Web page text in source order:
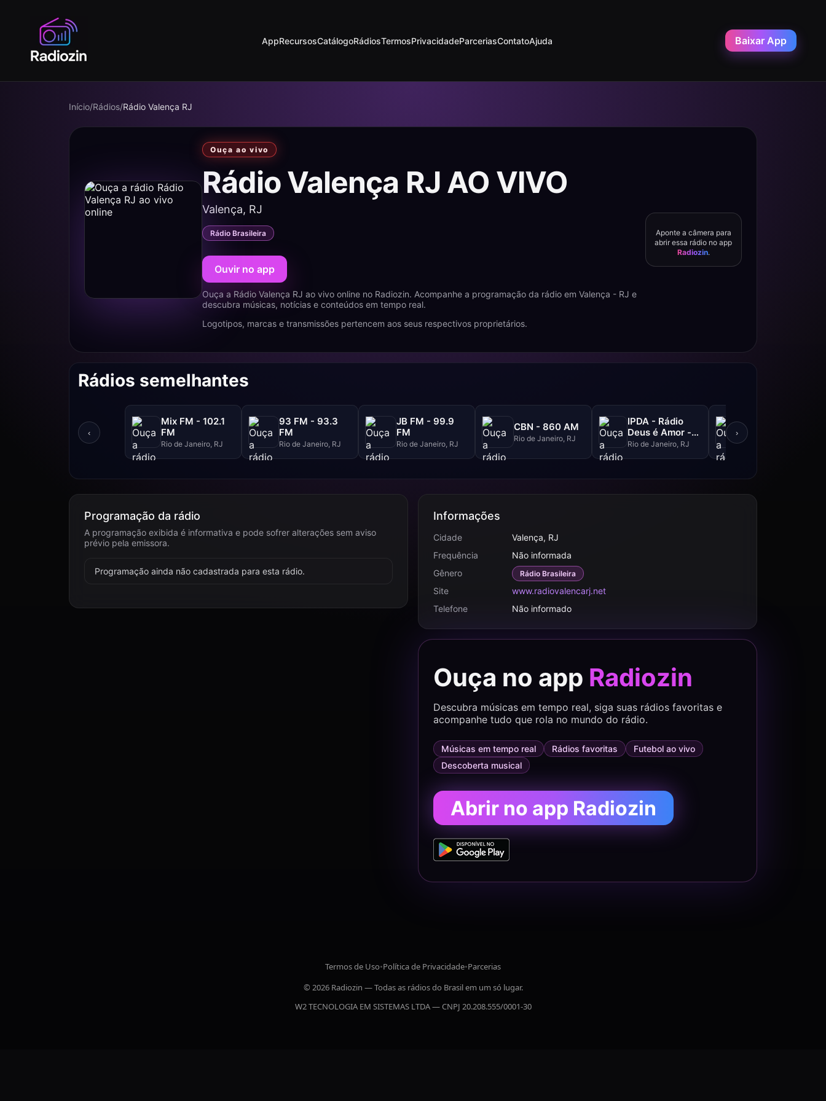
AppRecursosCatálogoRádiosTermosPrivacidadeParceriasContatoAjuda Baixar App
Início/Rádios/Rádio Valença RJ
Ouça ao vivo
Rádio Valença RJ AO VIVO
Valença, RJ
Rádio Brasileira
Ouvir no app
Ouça a Rádio Valença RJ ao vivo online no Radiozin. Acompanhe a programação da rádio em Valença - RJ e
descubra músicas, notícias e conteúdos em tempo real.
Logotipos, marcas e transmissões pertencem aos seus respectivos proprietários.
Aponte a câmera para
abrir essa rádio no app
Radiozin.
Rádios semelhantes
‹
Mix FM - 102.1
FM
Rio de Janeiro, RJ
93 FM - 93.3
FM
Rio de Janeiro, RJ
JB FM - 99.9
FM
Rio de Janeiro, RJ
CBN - 860 AM
Rio de Janeiro, RJ
IPDA - Rádio
Deus é Amor -
1030 AM
Rio de Janeiro, RJ
98.7 FM
›
Programação da rádio
A programação exibida é informativa e pode sofrer alterações sem aviso
prévio pela emissora.
Programação ainda não cadastrada para esta rádio.
Informações
Cidade
Valença, RJ
Frequência
Não informada
Gênero
Rádio Brasileira
Site
www.radiovalencarj.net
Telefone
Não informado
Ouça no app Radiozin
Descubra músicas em tempo real, siga suas rádios favoritas e
acompanhe tudo que rola no mundo do rádio.
Músicas em tempo real Rádios favoritas
Futebol ao vivo
Descoberta musical
Abrir no app Radiozin
Termos de Uso•Política de Privacidade•Parcerias
© 2026 Radiozin — Todas as rádios do Brasil em um só lugar.
W2 TECNOLOGIA EM SISTEMAS LTDA — CNPJ 20.208.555/0001-30